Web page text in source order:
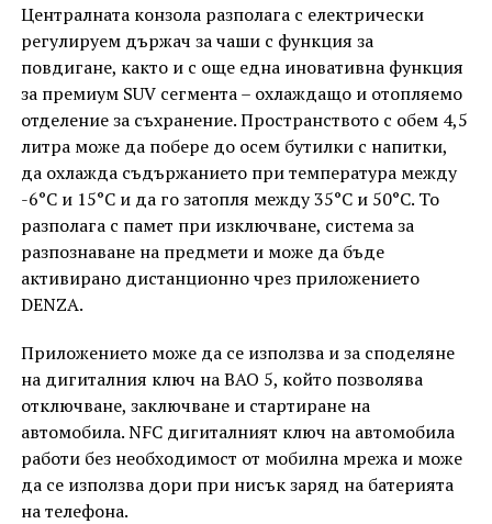
Централната конзола разполага с електрически
регулируем държач за чаши с функция за
повдигане, както и с още една иновативна функция
за премиум SUV сегмента – охлаждащо и отопляемо
отделение за съхранение. Пространството с обем 4,5
литра може да побере до осем бутилки с напитки,
да охлажда съдържанието при температура между
-6°C и 15°C и да го затопля между 35°C и 50°C. То
разполага с памет при изключване, система за
разпознаване на предмети и може да бъде
активирано дистанционно чрез приложението
DENZA.
Приложението може да се използва и за споделяне
на дигиталния ключ на BAO 5, който позволява
отключване, заключване и стартиране на
автомобила. NFC дигиталният ключ на автомобила
работи без необходимост от мобилна мрежа и може
да се използва дори при нисък заряд на батерията
на телефона.